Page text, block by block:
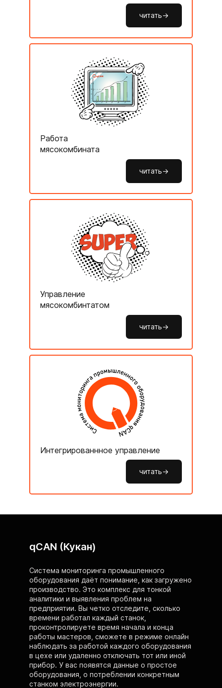
читать->
Работа
мясокомбината
читать->
Управление
мясокомбинтатом
читать->
Интегрированнное управление
читать->
qCAN (Кукан)
Система мониторинга промышленного
оборудования даёт понимание, как загружено
производство. Это комплекс для тонкой
аналитики и выявления проблем на
предприятии. Вы четко отследите, сколько
времени работал каждый станок,
проконтролируете время начала и конца
работы мастеров, сможете в режиме онлайн
наблюдать за работой каждого оборудования
в цехе или удаленно отключать тот или иной
прибор. У вас появятся данные о простое
оборудования, о потреблении конкретным
станком электроэнергии.